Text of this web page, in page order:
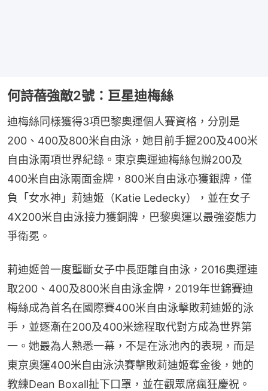
何詩蓓強敵2號：巨星迪梅絲
迪梅絲同樣獲得3項巴黎奧運個人賽資格，分別是
200、400及800米自由泳，她目前手握200及400米
自由泳兩項世界紀錄。東京奧運迪梅絲包辦200及
400米自由泳兩面金牌，800米自由泳亦獲銀牌，僅
負「女水神」莉迪姬（Katie Ledecky），並在女子
4X200米自由泳接力獲銅牌，巴黎奧運以最強姿態力
爭衛冕。
莉迪姬曾一度壟斷女子中長距離自由泳，2016奧運連
取200、400及800米自由泳金牌，2019年世錦賽迪
梅絲成為首名在國際賽400米自由泳擊敗莉迪姬的泳
手，並逐漸在200及400米途程取代對方成為世界第
一。她最為人熟悉一幕，不是在泳池內的表現，而是
東京奧運400米自由泳決賽擊敗莉迪姬奪金後，她的
教練Dean Boxall扯下口罩，並在觀眾席瘋狂慶祝。